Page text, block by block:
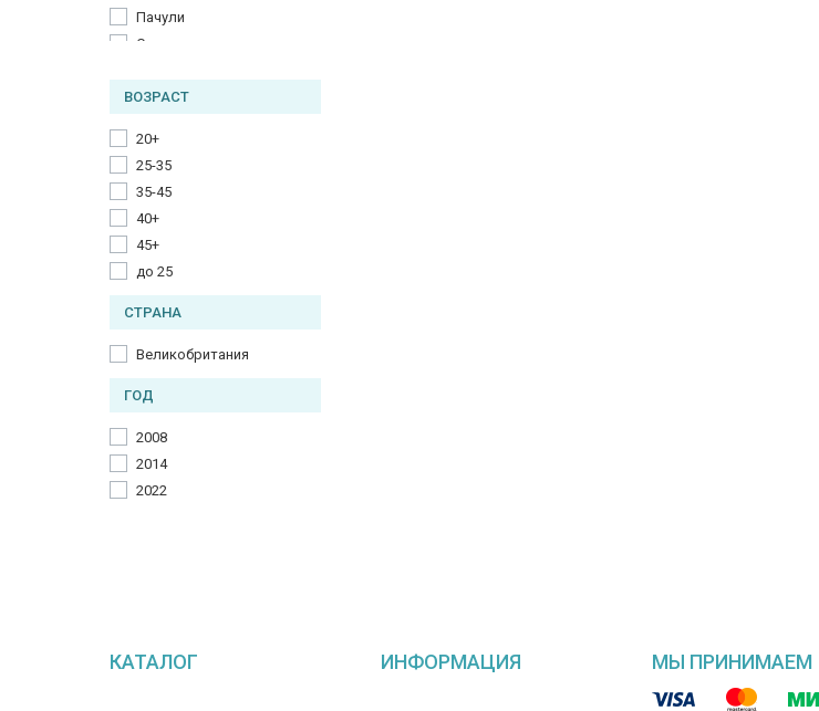
Пачули
Сандал
Фимиам
ВОЗРАСТ
20+
25-35
35-45
40+
45+
до 25
СТРАНА
Великобритания
ГОД
2008
2014
2022
КАТАЛОГ ИНФОРМАЦИЯ МЫ ПРИНИМАЕМ